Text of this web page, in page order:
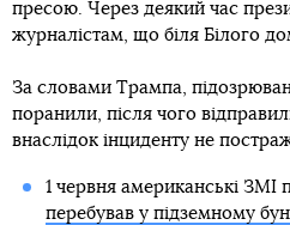
пресою. Через деякий час
журналістам, що біля Білого
За словами Трампа,
поранили, після чого
внаслідок інциденту не
1 червня американські ЗМІ
перебував у підземному